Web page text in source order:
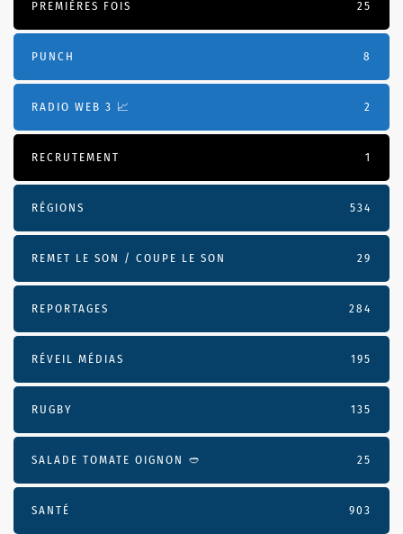
PREMIÈRES FOIS 25
PUNCH 8
RADIO WEB 3 📈 2
RECRUTEMENT 1
RÉGIONS 534
REMET LE SON / COUPE LE SON 29
REPORTAGES 284
RÉVEIL MÉDIAS 195
RUGBY 135
SALADE TOMATE OIGNON 🥙 25
SANTÉ 903